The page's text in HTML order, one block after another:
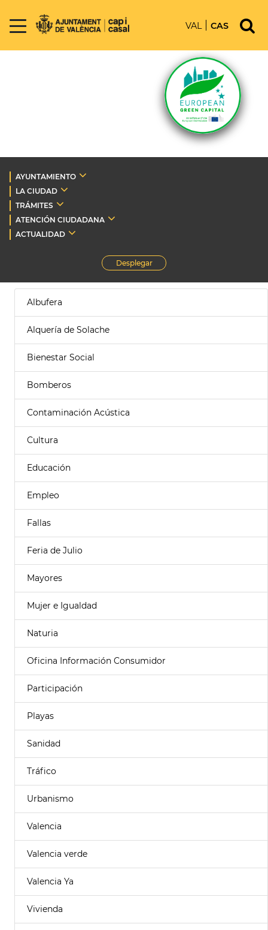
VAL CAS
AYUNTAMIENTO
LA CIUDAD
TRÁMITES
ATENCIÓN CIUDADANA
ACTUALIDAD
Desplegar
Albufera
Alquería de Solache
Bienestar Social
Bomberos
Contaminación Acústica
Cultura
Educación
Empleo
Fallas
Feria de Julio
Mayores
Mujer e Igualdad
Naturia
Oficina Información Consumidor
Participación
Playas
Sanidad
Tráfico
Urbanismo
Valencia
Valencia verde
Valencia Ya
Vivienda